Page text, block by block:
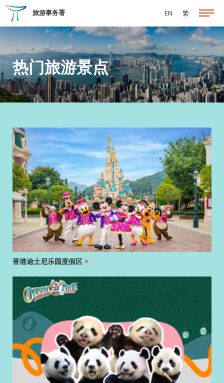
跳至主要内容
旅游事务署 EN 繁
热门旅游景点
香港迪士尼乐园度假区 >